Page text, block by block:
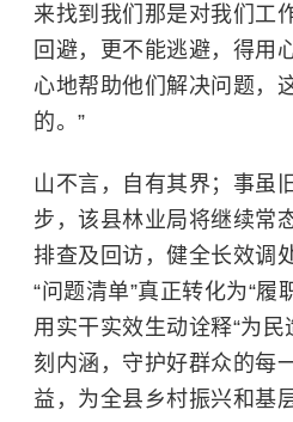
来找到我们那是对我们工
回避，更不能逃避，得用
心地帮助他们解决问题，
的。”
山不言，自有其界；事虽
步，该县林业局将继续常
排查及回访，健全长效调
“问题清单”真正转化为“履
用实干实效生动诠释“为民
刻内涵，守护好群众的每
益，为全县乡村振兴和基